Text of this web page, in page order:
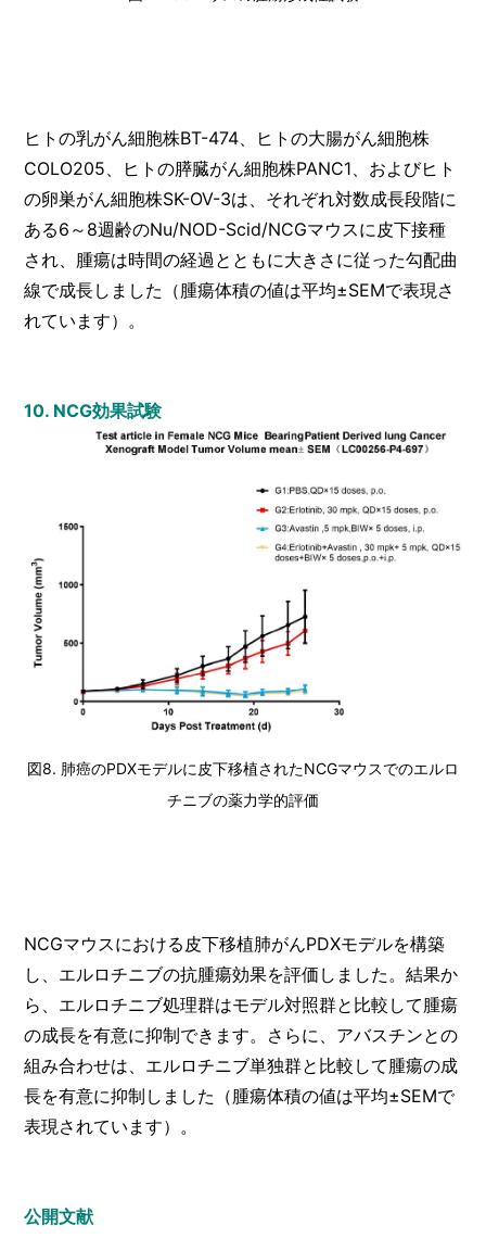
ヒトの乳がん細胞株BT-474、ヒトの大腸がん細胞株
COLO205、ヒトの膵臓がん細胞株PANC1、およびヒト
の卵巣がん細胞株SK-OV-3は、それぞれ対数成長段階に
ある6～8週齢のNu/NOD-Scid/NCGマウスに皮下接種
され、腫瘍は時間の経過とともに大きさに従った勾配曲
線で成長しました（腫瘍体積の値は平均±SEMで表現さ
れています）。
10. NCG効果試験
図8. 肺癌のPDXモデルに皮下移植されたNCGマウスでのエルロ
チニブの薬力学的評価
NCGマウスにおける皮下移植肺がんPDXモデルを構築
し、エルロチニブの抗腫瘍効果を評価しました。結果か
ら、エルロチニブ処理群はモデル対照群と比較して腫瘍
の成長を有意に抑制できます。さらに、アバスチンとの
組み合わせは、エルロチニブ単独群と比較して腫瘍の成
長を有意に抑制しました（腫瘍体積の値は平均±SEMで
表現されています）。
公開文献